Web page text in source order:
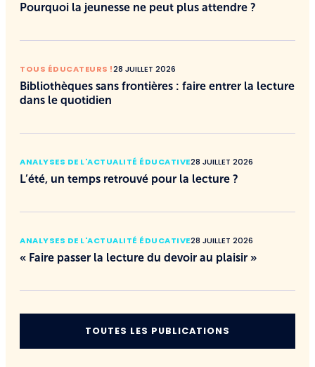
Pourquoi la jeunesse ne peut plus attendre ?
TOUS ÉDUCATEURS !28 JUILLET 2026
Bibliothèques sans frontières : faire entrer la lecture
dans le quotidien
ANALYSES DE L'ACTUALITÉ ÉDUCATIVE28 JUILLET 2026
L’été, un temps retrouvé pour la lecture ?
ANALYSES DE L'ACTUALITÉ ÉDUCATIVE28 JUILLET 2026
« Faire passer la lecture du devoir au plaisir »
TOUTES LES PUBLICATIONS